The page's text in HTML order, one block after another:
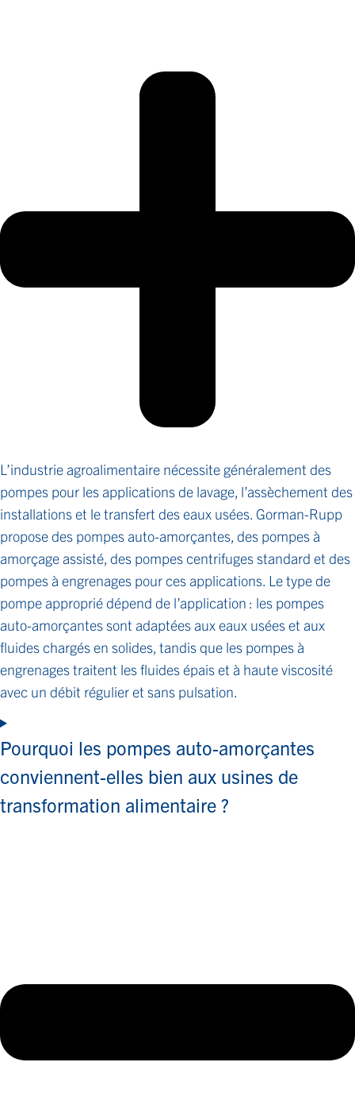
L’industrie agroalimentaire nécessite généralement des
pompes pour les applications de lavage, l’assèchement des
installations et le transfert des eaux usées. Gorman-Rupp
propose des pompes auto-amorçantes, des pompes à
amorçage assisté, des pompes centrifuges standard et des
pompes à engrenages pour ces applications. Le type de
pompe approprié dépend de l’application : les pompes
auto-amorçantes sont adaptées aux eaux usées et aux
fluides chargés en solides, tandis que les pompes à
engrenages traitent les fluides épais et à haute viscosité
avec un débit régulier et sans pulsation.
Pourquoi les pompes auto-amorçantes
conviennent-elles bien aux usines de
transformation alimentaire ?